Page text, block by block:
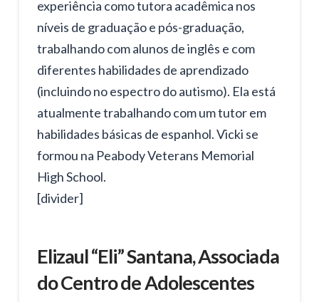
experiência como tutora acadêmica nos
níveis de graduação e pós-graduação,
trabalhando com alunos de inglês e com
diferentes habilidades de aprendizado
(incluindo no espectro do autismo). Ela está
atualmente trabalhando com um tutor em
habilidades básicas de espanhol. Vicki se
formou na Peabody Veterans Memorial
High School.
[divider]
Elizaul “Eli” Santana, Associada
do Centro de Adolescentes